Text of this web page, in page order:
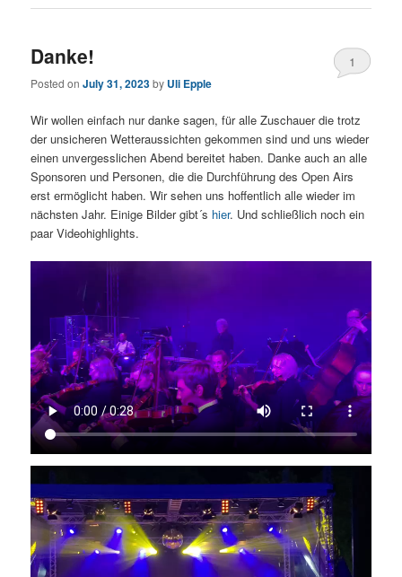
Danke!
Posted onJuly 31, 2023by Uli Epple
1
Wir wollen einfach nur danke sagen, für alle Zuschauer die trotz
der unsicheren Wetteraussichten gekommen sind und uns wieder
einen unvergesslichen Abend bereitet haben. Danke auch an alle
Sponsoren und Personen, die die Durchführung des Open Airs
erst ermöglicht haben. Wir sehen uns hoffentlich alle wieder im
nächsten Jahr. Einige Bilder gibt´s hier. Und schließlich noch ein
paar Videohighlights.